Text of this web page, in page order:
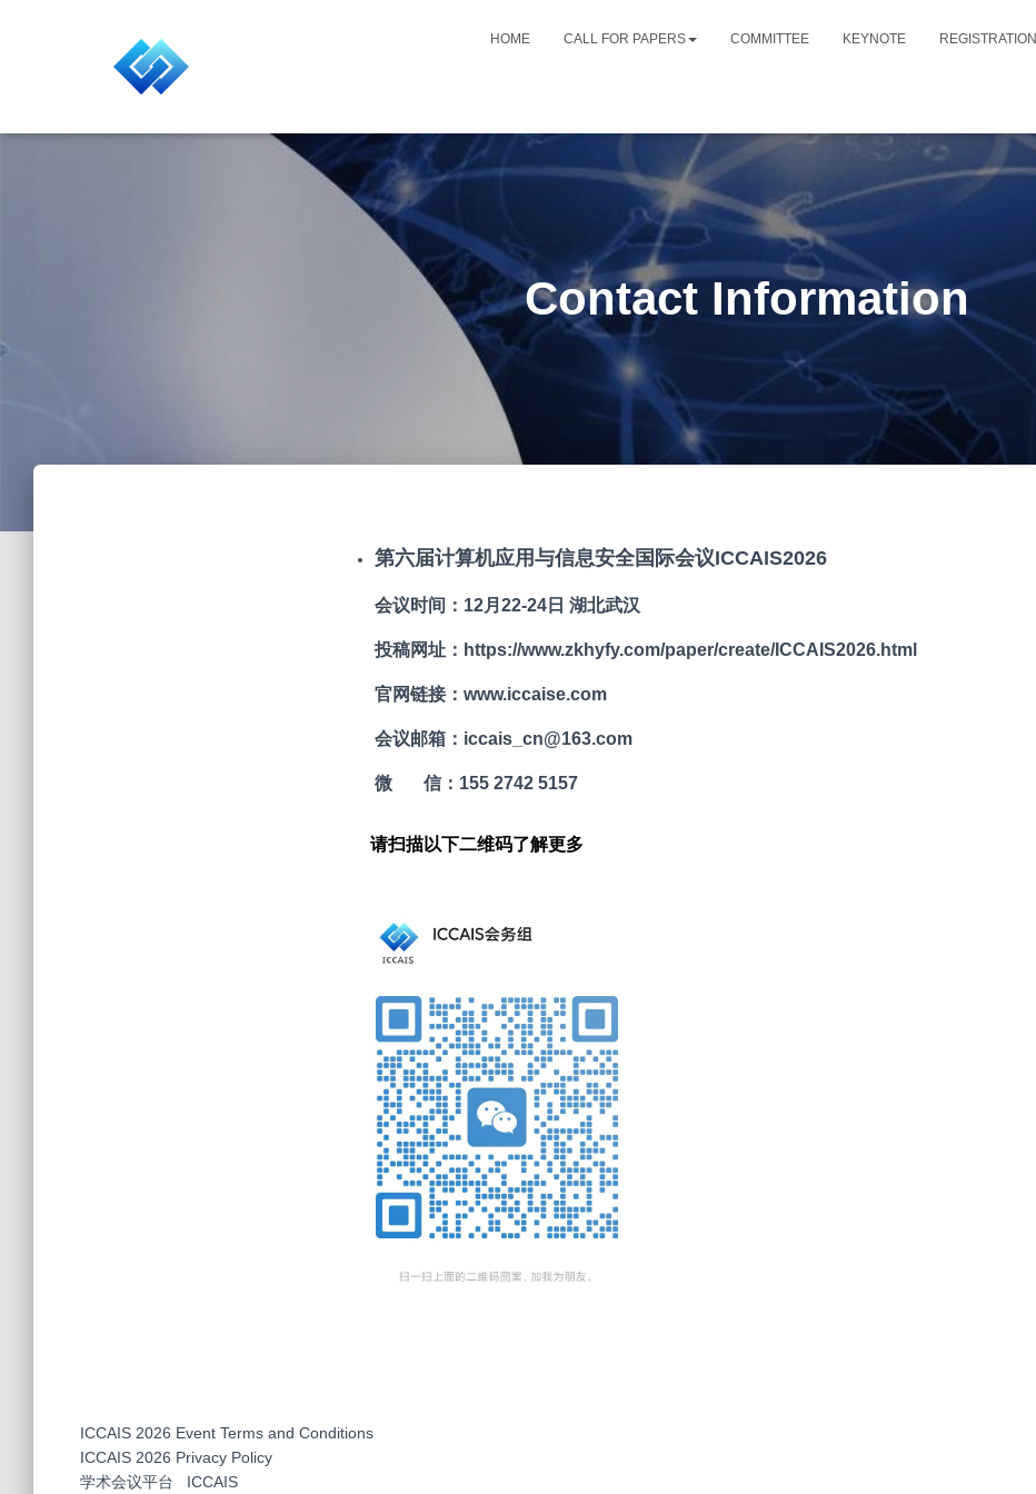
HOME CALL FOR PAPERS COMMITTEE KEYNOTE REGISTRATION
Contact Information
第六届计算机应用与信息安全国际会议ICCAIS2026
会议时间：12月22-24日 湖北武汉
投稿网址：https://www.zkhyfy.com/paper/create/ICCAIS2026.html
官网链接：www.iccaise.com
会议邮箱：iccais_cn@163.com
微 信：155 2742 5157
请扫描以下二维码了解更多
ICCAIS 2026 Event Terms and Conditions
ICCAIS 2026 Privacy Policy
学术会议平台
ICCAIS